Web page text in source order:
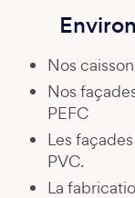
Nos
Nos
PEFC
Les
PVC.
La